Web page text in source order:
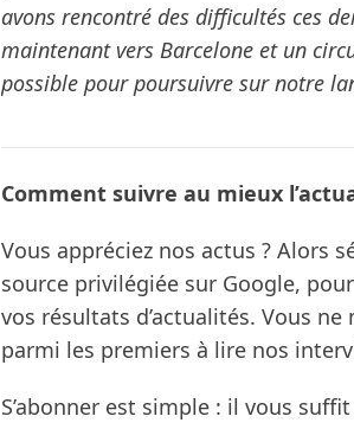
avons rencontré des difficultés ces
maintenant vers Barcelone et un
possible pour poursuivre sur notre
Comment suivre au mieux
Vous appréciez nos actus ? Alors
source privilégiée sur Google,
vos résultats d’actualités. Vous
parmi les premiers à lire nos
S’abonner est simple : il vous